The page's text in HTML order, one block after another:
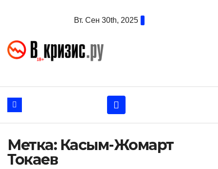
Вт. Сен 30th, 2025
Метка: Касым-Жомарт
Токаев